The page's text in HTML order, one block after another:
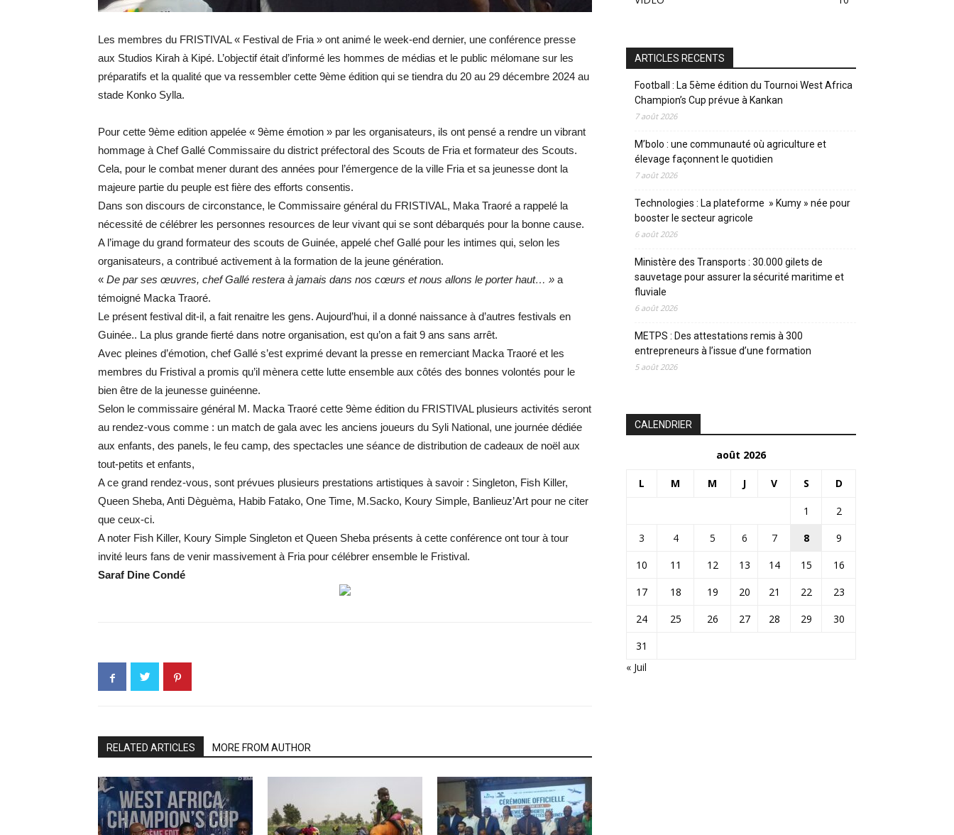
Les membres du FRISTIVAL « Festival de Fria » ont animé le week-end dernier, une conférence presse
aux Studios Kirah à Kipé. L’objectif était d’informé les hommes de médias et le public mélomane sur les
préparatifs et la qualité que va ressembler cette 9ème édition qui se tiendra du 20 au 29 décembre 2024 au
stade Konko Sylla.
Pour cette 9ème edition appelée « 9ème émotion » par les organisateurs, ils ont pensé a rendre un vibrant
hommage à Chef Gallé Commissaire du district préfectoral des Scouts de Fria et formateur des Scouts.
Cela, pour le combat mener durant des années pour l’émergence de la ville Fria et sa jeunesse dont la
majeure partie du peuple est fière des efforts consentis.
Dans son discours de circonstance, le Commissaire général du FRISTIVAL, Maka Traoré a rappelé la
nécessité de célébrer les personnes resources de leur vivant qui se sont débarqués pour la bonne cause.
A l’image du grand formateur des scouts de Guinée, appelé chef Gallé pour les intimes qui, selon les
organisateurs, a contribué activement à la formation de la jeune génération.
« De par ses œuvres, chef Gallé restera à jamais dans nos cœurs et nous allons le porter haut… » a
témoigné Macka Traoré.
Le présent festival dit-il, a fait renaitre les gens. Aujourd’hui, il a donné naissance à d’autres festivals en
Guinée.. La plus grande fierté dans notre organisation, est qu’on a fait 9 ans sans arrêt.
Avec pleines d’émotion, chef Gallé s’est exprimé devant la presse en remerciant Macka Traoré et les
membres du Fristival a promis qu’il mènera cette lutte ensemble aux côtés des bonnes volontés pour le
bien être de la jeunesse guinéenne.
Selon le commissaire général M. Macka Traoré cette 9ème édition du FRISTIVAL plusieurs activités seront
au rendez-vous comme : un match de gala avec les anciens joueurs du Syli National, une journée dédiée
aux enfants, des panels, le feu camp, des spectacles une séance de distribution de cadeaux de noël aux
tout-petits et enfants,
A ce grand rendez-vous, sont prévues plusieurs prestations artistiques à savoir : Singleton, Fish Killer,
Queen Sheba, Anti Dèguèma, Habib Fatako, One Time, M.Sacko, Koury Simple, Banlieuz’Art pour ne citer
que ceux-ci.
A noter Fish Killer, Koury Simple Singleton et Queen Sheba présents à cette conférence ont tour à tour
invité leurs fans de venir massivement à Fria pour célébrer ensemble le Fristival.
Saraf Dine Condé
RELATED ARTICLES MORE FROM AUTHOR
ARTICLES RECENTS
Football : La 5ème édition du Tournoi West Africa
Champion’s Cup prévue à Kankan
7 août 2026
M’bolo : une communauté où agriculture et
élevage façonnent le quotidien
7 août 2026
Technologies : La plateforme » Kumy » née pour
booster le secteur agricole
6 août 2026
Ministère des Transports : 30.000 gilets de
sauvetage pour assurer la sécurité maritime et
fluviale
6 août 2026
METPS : Des attestations remis à 300
entrepreneurs à l’issue d’une formation
5 août 2026
CALENDRIER
août 2026
L M M J V S D
1
2
3
4 5 6 7 8
9
10
11 12 13 14 15
16
17
18 19 20 21 22
23
24
25 26 27 28 29
30
31
« Juil